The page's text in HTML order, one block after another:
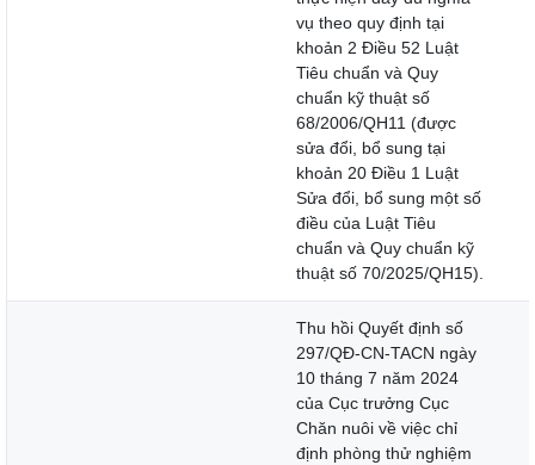
vụ theo quy định tại
khoản 2 Điều 52 Luật
Tiêu chuẩn và Quy
chuẩn kỹ thuật số
68/2006/QH11 (được
sửa đổi, bổ sung tại
khoản 20 Điều 1 Luật
Sửa đổi, bổ sung một số
điều của Luật Tiêu
chuẩn và Quy chuẩn kỹ
thuật số 70/2025/QH15).
Thu hồi Quyết định số
297/QĐ-CN-TACN ngày
10 tháng 7 năm 2024
của Cục trưởng Cục
Chăn nuôi về việc chỉ
định phòng thử nghiệm